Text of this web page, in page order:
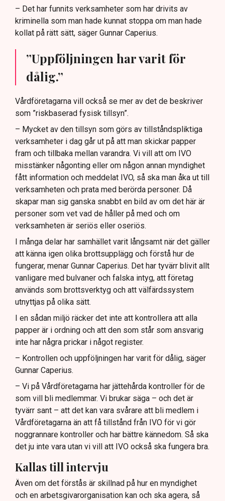
– Det har funnits verksamheter som har drivits av
kriminella som man hade kunnat stoppa om man hade
kollat på rätt sätt, säger Gunnar Caperius.
”Uppföljningen har varit för
dålig.”
Vårdföretagarna vill också se mer av det de beskriver
som ”riskbaserad fysisk tillsyn”.
– Mycket av den tillsyn som görs av tillståndspliktiga
verksamheter i dag går ut på att man skickar papper
fram och tillbaka mellan varandra. Vi vill att om IVO
misstänker någonting eller om någon annan myndighet
fått information och meddelat IVO, så ska man åka ut till
verksamheten och prata med berörda personer. Då
skapar man sig ganska snabbt en bild av om det här är
personer som vet vad de håller på med och om
verksamheten är seriös eller oseriös.
I många delar har samhället varit långsamt när det gäller
att känna igen olika brottsupplägg och förstå hur de
fungerar, menar Gunnar Caperius. Det har tyvärr blivit allt
vanligare med bulvaner och falska intyg, att företag
används som brottsverktyg och att välfärdssystem
utnyttjas på olika sätt.
I en sådan miljö räcker det inte att kontrollera att alla
papper är i ordning och att den som står som ansvarig
inte har några prickar i något register.
– Kontrollen och uppföljningen har varit för dålig, säger
Gunnar Caperius.
– Vi på Vårdföretagarna har jättehårda kontroller för de
som vill bli medlemmar. Vi brukar säga – och det är
tyvärr sant – att det kan vara svårare att bli medlem i
Vårdföretagarna än att få tillstånd från IVO för vi gör
noggrannare kontroller och har bättre kännedom. Så ska
det ju inte vara utan vi vill att IVO också ska fungera bra.
Kallas till intervju
Även om det förstås är skillnad på hur en myndighet
och en arbetsgivarorganisation kan och ska agera, så